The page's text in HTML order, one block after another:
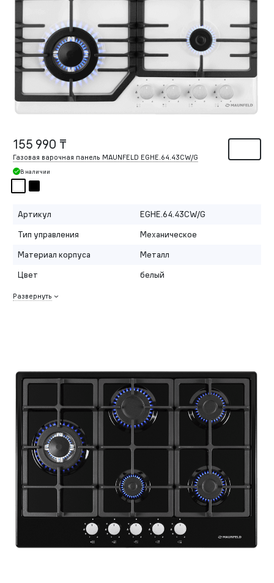
155 990 ₸
Газовая варочная панель MAUNFELD EGHE.64.43CW/G
В наличии
Артикул
EGHE.64.43CW/G
Тип управления
Механическое
Материал корпуса
Металл
Цвет
белый
Развернуть